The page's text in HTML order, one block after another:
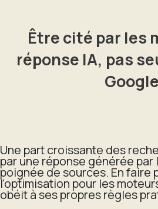
Être cité par les
réponse IA, pas
Google
Une part croissante des
par une réponse générée par
poignée de sources. En faire
l'optimisation pour les
obéit à ses propres règles